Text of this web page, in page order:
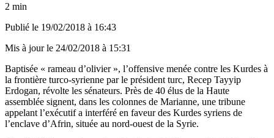
2 min
Publié le 19/02/2018 à 16:43
Mis à jour le 24/02/2018 à 15:31
Baptisée « rameau d’olivier », l’offensive menée contre les Kurdes à
la frontière turco-syrienne par le président turc, Recep Tayyip
Erdogan, révolte les sénateurs. Près de 40 élus de la Haute
assemblée signent, dans les colonnes de Marianne, une tribune
appelant l’exécutif a interféré en faveur des Kurdes syriens de
l’enclave d’Afrin, située au nord-ouest de la Syrie.